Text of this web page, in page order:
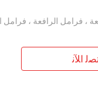
ﺍﻶﻧ